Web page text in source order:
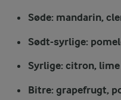
Søde: mandarin,
Sødt-syrlige:
Syrlige: citron, lime
Bitre: grapefrugt,